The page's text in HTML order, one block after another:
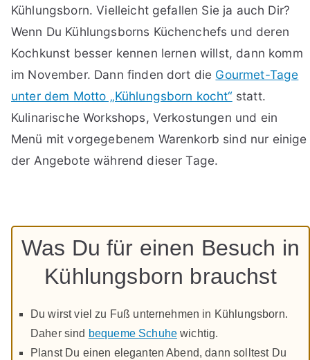
Kühlungsborn. Vielleicht gefallen Sie ja auch Dir?
Wenn Du Kühlungsborns Küchenchefs und deren
Kochkunst besser kennen lernen willst, dann komm
im November. Dann finden dort die Gourmet-Tage
unter dem Motto „Kühlungsborn kocht“ statt.
Kulinarische Workshops, Verkostungen und ein
Menü mit vorgegebenem Warenkorb sind nur einige
der Angebote während dieser Tage.
Was Du für einen Besuch in
Kühlungsborn brauchst
Du wirst viel zu Fuß unternehmen in Kühlungsborn.
Daher sind bequeme Schuhe wichtig.
Planst Du einen eleganten Abend, dann solltest Du